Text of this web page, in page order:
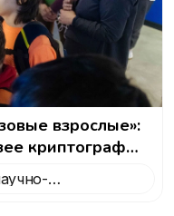
взрослые»:
криптографии
пойти с